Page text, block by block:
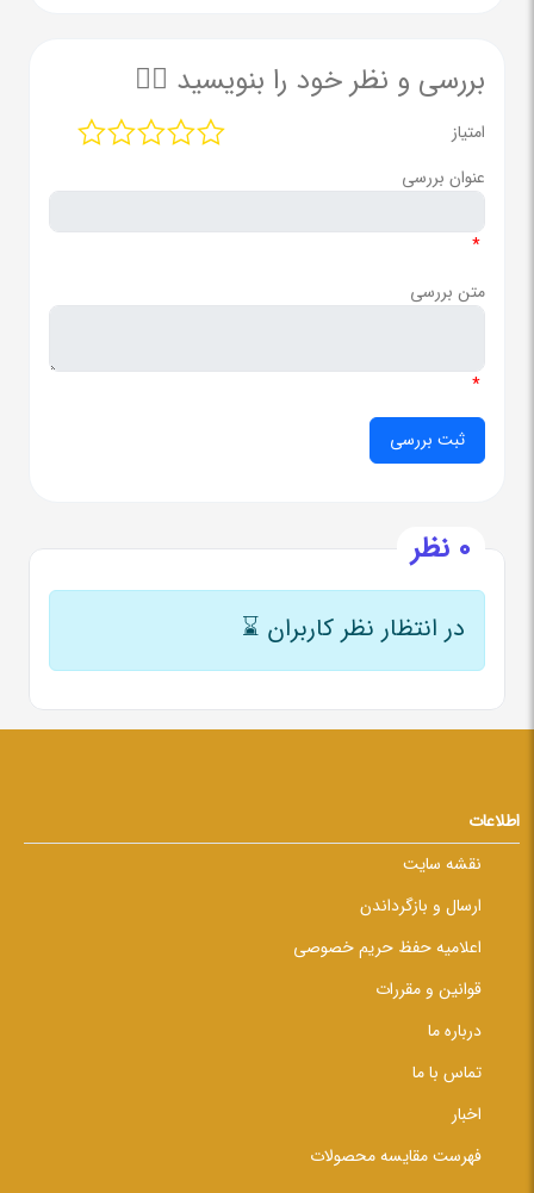
بررسی و نظر خود را بنویسید ✍🏻
امتیاز
عنوان بررسی
*
متن بررسی
*
0 نظر
در انتظار نظر کاربران ⌛
اطلاعات
نقشه سایت
ارسال و بازگرداندن
اعلامیه حفظ حریم خصوصی
قوانین و مقررات
درباره ما
تماس با ما
اخبار
فهرست مقایسه محصولات